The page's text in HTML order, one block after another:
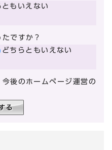
ともいえない
ですか？
どちらともいえない
後のホームページ運営の